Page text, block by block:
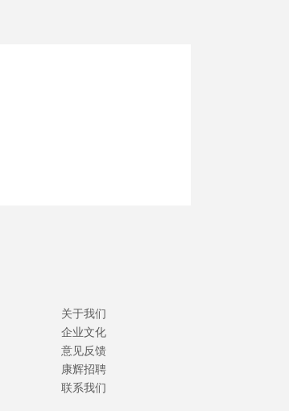
关于我们
企业文化
意见反馈
康辉招聘
联系我们